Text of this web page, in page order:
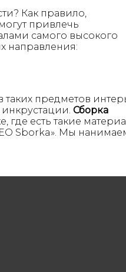
Как правило,
привлечь
самого высокого
направления:
предметов
Сборка
где есть такие
Sborka». Мы